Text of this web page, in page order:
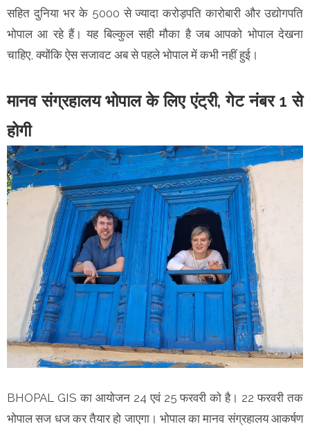
सहित दुनिया भर के 5000 से ज्यादा करोड़पति कारोबारी और उद्योगपति
भोपाल आ रहे हैं। यह बिल्कुल सही मौका है जब आपको भोपाल देखना
चाहिए, क्योंकि ऐस सजावट अब से पहले भोपाल में कभी नहीं हुई।
मानव संग्रहालय भोपाल के लिए एंट्री, गेट नंबर 1 से
होगी
BHOPAL GIS का आयोजन 24 एवं 25 फरवरी को है। 22 फरवरी तक
भोपाल सज धज कर तैयार हो जाएगा। भोपाल का मानव संग्रहालय आकर्षण